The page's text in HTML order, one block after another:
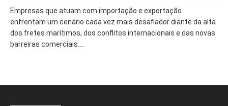
Empresas que atuam com importação e exportação
enfrentam um cenário cada vez mais desafiador diante da alta
dos fretes marítimos, dos conflitos internacionais e das novas
barreiras comerciais....